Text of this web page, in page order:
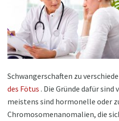
Schwangerschaften zu
des Fötus . Die Gründe dafür
meistens sind hormonelle oder
Chromosomenanomalien, die